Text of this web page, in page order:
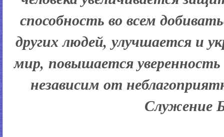
способность во всем
других людей, улучшается и
мир, повышается
независим от
Служение